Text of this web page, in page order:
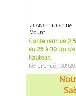
CEANOTHUS Blue
Mount
Conteneur de
en 25 à 30 cm de
hauteur.
Référence :